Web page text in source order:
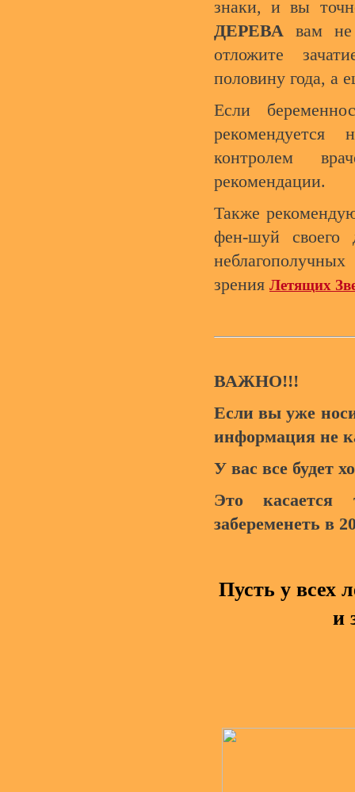
знаки, и вы
ДЕРЕВА вам не
отложите
половину года, а
Если
контролем
рекомендации.
Также
фен-шуй своего
зрения Летящих
ВАЖНО!!!
Если вы уже
информация не
У вас все будет
Это касается
забеременеть в
Пусть у всех
и